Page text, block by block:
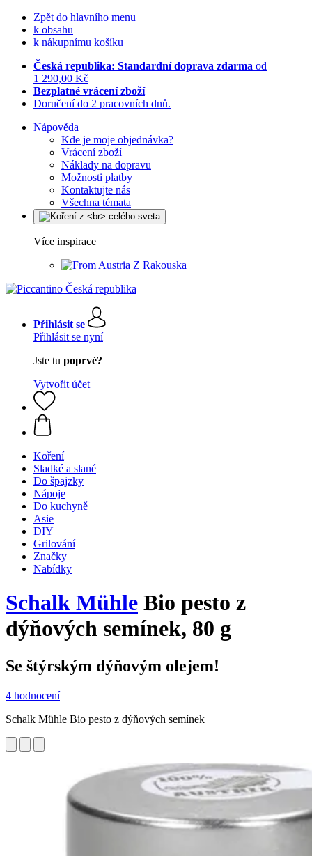
Zpět do hlavního menu
k obsahu
k nákupnímu košíku
Česká republika: Standardní doprava zdarma od
1 290,00 Kč
Bezplatné vrácení zboží
Doručení do 2 pracovních dnů.
Nápověda
Kde je moje objednávka?
Vrácení zboží
Náklady na dopravu
Možnosti platby
Kontaktujte nás
Všechna témata
Více inspirace
Z Rakouska
Přihlásit se
Přihlásit se nyní
Jste tu poprvé?
Vytvořit účet
Koření
Sladké a slané
Do špajzky
Nápoje
Do kuchyně
Asie
DIY
Grilování
Značky
Nabídky
Schalk Mühle Bio pesto z
dýňových semínek, 80 g
Se štýrským dýňovým olejem!
4 hodnocení
Schalk Mühle Bio pesto z dýňových semínek